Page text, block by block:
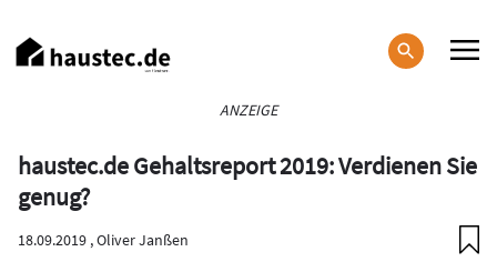
zum
Inhalt
ANZEIGE
haustec.de Gehaltsreport 2019: Verdienen Sie
genug?
18.09.2019 ,Oliver Janßen